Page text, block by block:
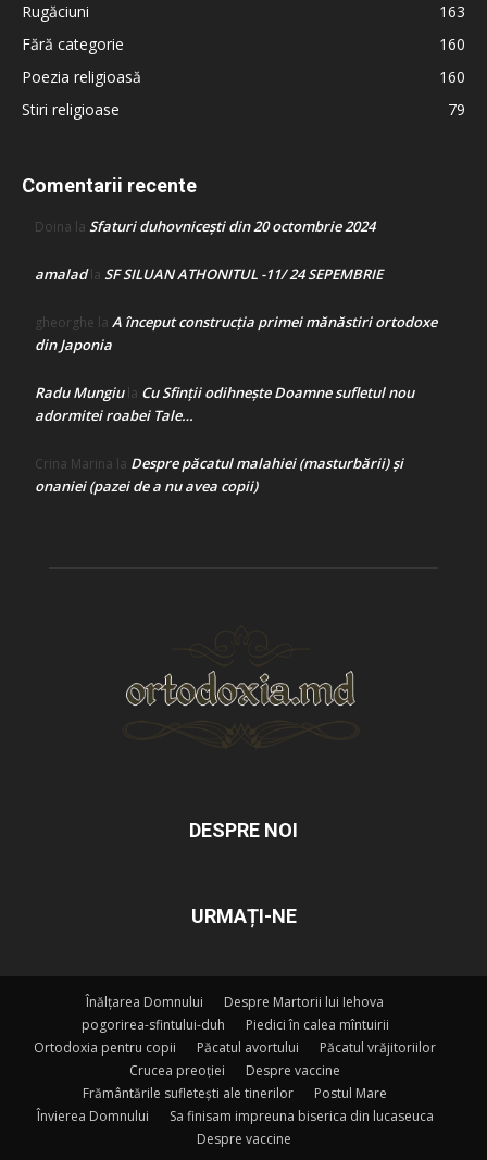
Rugăciuni
163
Fără categorie
160
Poezia religioasă
160
Stiri religioase
79
Comentarii recente
Doina la Sfaturi duhovnicești din 20 octombrie 2024
amaladla SF SILUAN ATHONITUL -11/ 24 SEPEMBRIE
gheorghe la A început construcţia primei mănăstiri ortodoxe
din Japonia
Radu Mungiula Cu Sfinții odihnește Doamne sufletul nou
adormitei roabei Tale…
Crina Marina la Despre păcatul malahiei (masturbării) şi
onaniei (pazei de a nu avea copii)
DESPRE NOI
URMAȚI-NE
Înălțarea Domnului
Despre Martorii lui Iehova
pogorirea-sfintului-duh
Piedici în calea mîntuirii
Ortodoxia pentru copii
Păcatul avortului
Păcatul vrăjitoriilor
Crucea preoției
Despre vaccine
Frământările sufletești ale tinerilor
Postul Mare
Învierea Domnului
Sa finisam impreuna biserica din lucaseuca
Despre vaccine